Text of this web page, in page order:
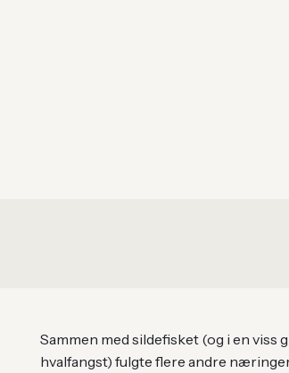
Sammen med sildefisket (og i en viss
hvalfangst) fulgte flere andre